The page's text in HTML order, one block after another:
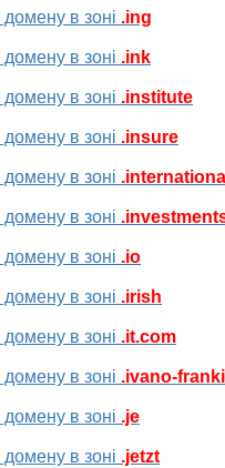
в зоні .ing
в зоні .ink
в зоні .institute
в зоні .insure
в зоні
в зоні
в зоні .io
в зоні .irish
в зоні .it.com
в зоні .ivano-
в зоні .je
в зоні .jetzt